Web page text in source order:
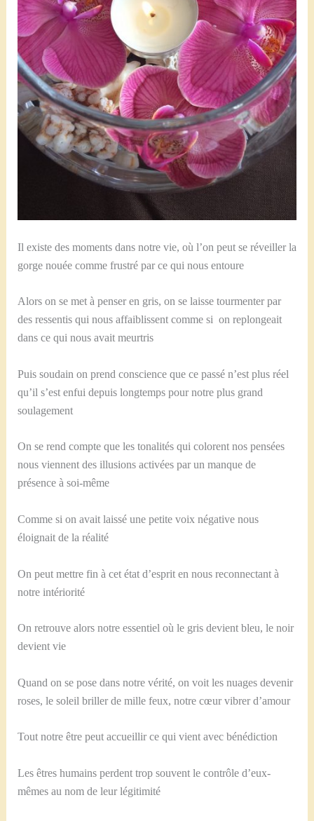
Il existe des moments dans notre vie, où l’on peut se réveiller la
gorge nouée comme frustré par ce qui nous entoure
Alors on se met à penser en gris, on se laisse tourmenter par
des ressentis qui nous affaiblissent comme si on replongeait
dans ce qui nous avait meurtris
Puis soudain on prend conscience que ce passé n’est plus réel
qu’il s’est enfui depuis longtemps pour notre plus grand
soulagement
On se rend compte que les tonalités qui colorent nos pensées
nous viennent des illusions activées par un manque de
présence à soi-même
Comme si on avait laissé une petite voix négative nous
éloignait de la réalité
On peut mettre fin à cet état d’esprit en nous reconnectant à
notre intériorité
On retrouve alors notre essentiel où le gris devient bleu, le noir
devient vie
Quand on se pose dans notre vérité, on voit les nuages devenir
roses, le soleil briller de mille feux, notre cœur vibrer d’amour
Tout notre être peut accueillir ce qui vient avec bénédiction
Les êtres humains perdent trop souvent le contrôle d’eux-
mêmes au nom de leur légitimité